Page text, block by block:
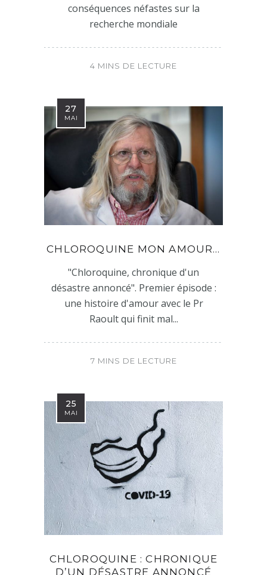
conséquences néfastes sur la
recherche mondiale
4 MINS DE LECTURE
27
MAI
CHLOROQUINE MON AMOUR…
"Chloroquine, chronique d'un
désastre annoncé". Premier épisode :
une histoire d'amour avec le Pr
Raoult qui finit mal...
7 MINS DE LECTURE
25
MAI
CHLOROQUINE : CHRONIQUE
D’UN DÉSASTRE ANNONCÉ